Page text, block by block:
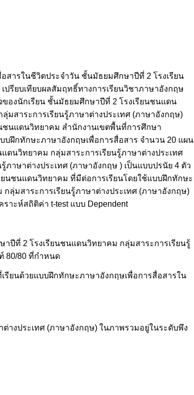
ารในชีวิตประจำวัน ชั้นมัธยมศึกษาปีที่ 2 โรงเรียน
รียบเทียบผลสัมฤทธิ์ทางการเรียนวิชาภาษาอังกฤษ
องนักเรียน ชั้นมัธยมศึกษาปีที่ 2 โรงเรียนชนแดน
สาระการเรียนรู้ภาษาต่างประเทศ (ภาษาอังกฤษ)
ชนแดนวิทยาคม สำนักงานเขตพื้นที่การศึกษา
บฝึกทักษะภาษาอังกฤษเพื่อการสื่อสาร จำนวน 20 แผน
นวิทยาคม กลุ่มสาระการเรียนรู้ภาษาต่างประเทศ
าษาต่างประเทศ (ภาษาอังกฤษ ) เป็นแบบปรนัย 4 ตัว
นชนแดนวิทยาคม ที่มีต่อการเรียนโดยใช้แบบฝึกทักษะ
ลุ่มสาระการเรียนรู้ภาษาต่างประเทศ (ภาษาอังกฤษ)
าะห์สถิติค่า t-test แบบ Dependent
ปีที่ 2 โรงเรียนชนแดนวิทยาคม กลุ่มสาระการเรียนรู้
80/80 ที่กำหนด
ยนด้วยแบบฝึกทักษะภาษาอังกฤษเพื่อการสื่อสารใน
างประเทศ (ภาษาอังกฤษ) ในภาพรวมอยู่ในระดับพึง